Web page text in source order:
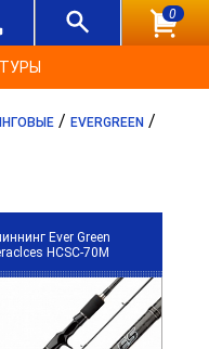
0
/ EVERGREEN /
Ever Green
HCSC-70M